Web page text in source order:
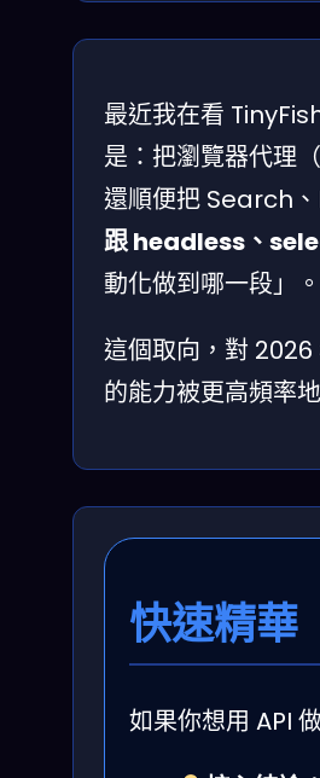
最近我在看
是：把瀏覽器代理
還順便把 Search
跟 headless、
動化做到哪一段」。
這個取向，對 2026
的能力被更高頻率
快速精華
如果你想用 API